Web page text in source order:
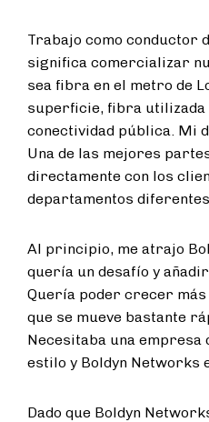
Trabajo como conductor
significa comercializar
sea fibra en el metro de
superficie, fibra utilizada
conectividad pública. Mi
Una de las mejores
directamente con los
departamentos
Al principio, me atrajo
quería un desafío y
Quería poder crecer
que se mueve bastante
Necesitaba una empresa
estilo y Boldyn Networks
Dado que Boldyn